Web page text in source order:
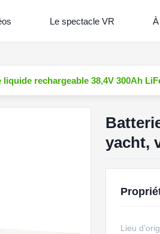
Le spectacle VR
liquide rechargeable 38,4V 300Ah
yacht,
Lieu